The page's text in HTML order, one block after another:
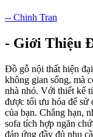
-- Chinh Tran
- Giới Thiệu
Đồ gỗ nội thất hiện
không gian sống, mà
nhà nhỏ. Với thiết kế
được tối ưu hóa để sử
của bạn. Chẳng hạn,
sofa tích hợp ngăn
đáp ứng đầy đủ nhu